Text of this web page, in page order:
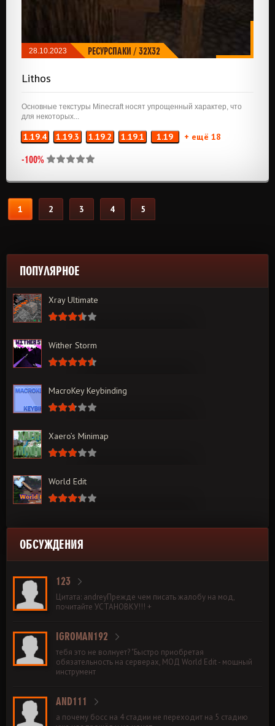
28.10.2023 РЕСУРСПАКИ /32X32
Lithos
Основные текстуры Minecraft носят упрощенный характер, что
для некоторых...
1.19.4 1.19.3 1.19.2 1.19.1 1.19 + ещё 18
-100%
1 2 3 4 5
ПОПУЛЯРНОЕ
Xray Ultimate
Wither Storm
MacroKey Keybinding
Xaero’s Minimap
World Edit
ОБСУЖДЕНИЯ
123
Цитата: andreyПрежде чем писать жалобу на мод,
почитайте УСТАНОВКУ!!! +
IGROMAN192
тебя это не волнует? "Быстро приобретая
обязательность на серверах, МОД World Edit - мощный
инструмент
AND111
а почему босс на 4 стадии не переходит на 5 стадию